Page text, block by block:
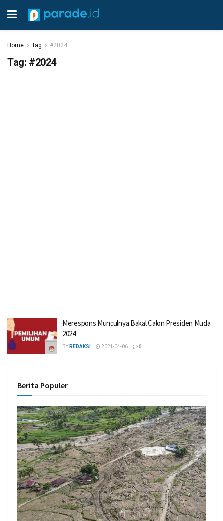
Home Tag #2024
Tag: #2024
Merespons Munculnya Bakal Calon Presiden Muda
2024
BY REDAKSI 2021-04-06 0
Berita Populer